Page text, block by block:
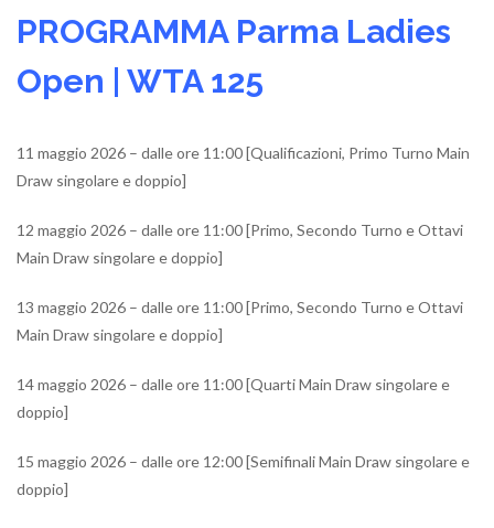
PROGRAMMA Parma Ladies
Open | WTA 125
11 maggio 2026 – dalle ore 11:00 [Qualificazioni, Primo Turno Main
Draw singolare e doppio]
12 maggio 2026 – dalle ore 11:00 [Primo, Secondo Turno e Ottavi
Main Draw singolare e doppio]
13 maggio 2026 – dalle ore 11:00 [Primo, Secondo Turno e Ottavi
Main Draw singolare e doppio]
14 maggio 2026 – dalle ore 11:00 [Quarti Main Draw singolare e
doppio]
15 maggio 2026 – dalle ore 12:00 [Semifinali Main Draw singolare e
doppio]